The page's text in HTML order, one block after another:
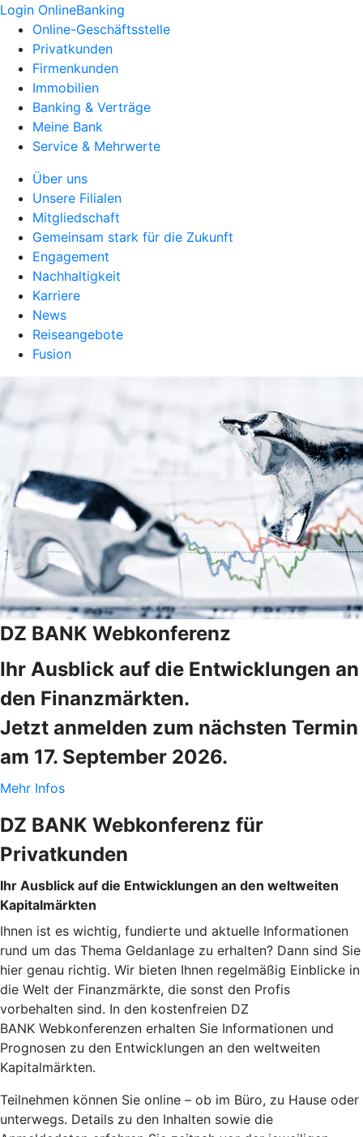
Login OnlineBanking
Online-Geschäftsstelle
Privatkunden
Firmenkunden
Immobilien
Banking & Verträge
Meine Bank
Service & Mehrwerte
Über uns
Unsere Filialen
Mitgliedschaft
Gemeinsam stark für die Zukunft
Engagement
Nachhaltigkeit
Karriere
News
Reiseangebote
Fusion
DZ BANK Webkonferenz
Ihr Ausblick auf die Entwicklungen an
den Finanzmärkten.
Jetzt anmelden zum nächsten Termin
am 17. September 2026.
Mehr Infos
DZ BANK Webkonferenz für
Privatkunden
Ihr Ausblick auf die Entwicklungen an den weltweiten
Kapitalmärkten
Ihnen ist es wichtig, fundierte und aktuelle Informationen
rund um das Thema Geldanlage zu erhalten? Dann sind Sie
hier genau richtig. Wir bieten Ihnen regelmäßig Einblicke in
die Welt der Finanzmärkte, die sonst den Profis
vorbehalten sind. In den kostenfreien DZ
BANK Webkonferenzen erhalten Sie Informationen und
Prognosen zu den Entwicklungen an den weltweiten
Kapitalmärkten.
Teilnehmen können Sie online – ob im Büro, zu Hause oder
unterwegs. Details zu den Inhalten sowie die